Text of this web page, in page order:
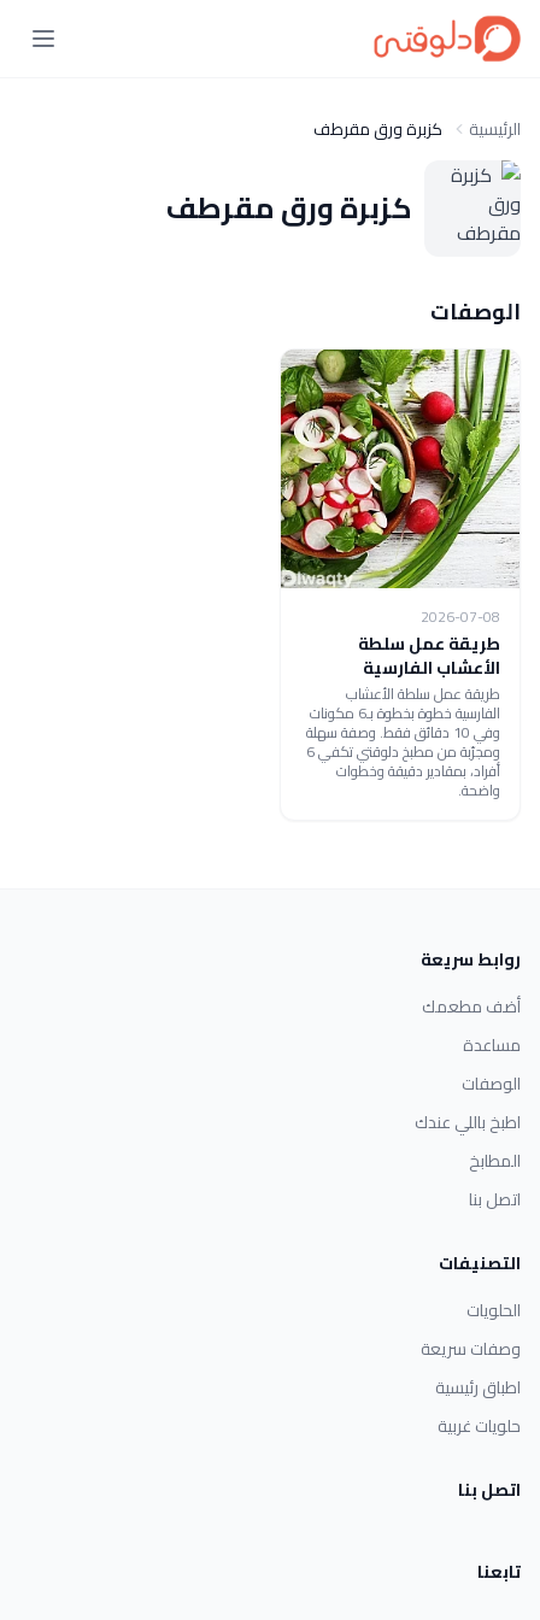
الرئيسية كزبرة ورق مقرطف
كزبرة ورق مقرطف
الوصفات
2026-07-08
طريقة عمل سلطة
الأعشاب الفارسية
طريقة عمل سلطة الأعشاب
الفارسية خطوة بخطوة بـ6 مكونات
وفي 10 دقائق فقط. وصفة سهلة
ومجرّبة من مطبخ دلوقتي تكفي 6
أفراد، بمقادير دقيقة وخطوات
واضحة.
روابط سريعة
أضف مطعمك
مساعدة
الوصفات
اطبخ باللي عندك
المطابخ
اتصل بنا
التصنيفات
الحلويات
وصفات سريعة
اطباق رئيسية
حلويات غربية
اتصل بنا
تابعنا